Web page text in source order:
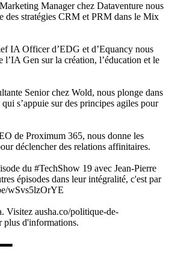
Manager chez Dataventure nous
des stratégies CRM et PRM dans le Mix
IA Officer d’EDG et d’Equancy nous
l’IA Gen sur la création, l’éducation et le
Senior chez Wold, nous plonge dans
s’appuie sur des principes agiles pour
de Proximum 365, nous donne les
déclencher des relations affinitaires.
du #TechShow 19 avec Jean-Pierre
épisodes dans leur intégralité, c'est par
wSvs5lzOrYE
Visitez ausha.co/politique-de-
plus d'informations.